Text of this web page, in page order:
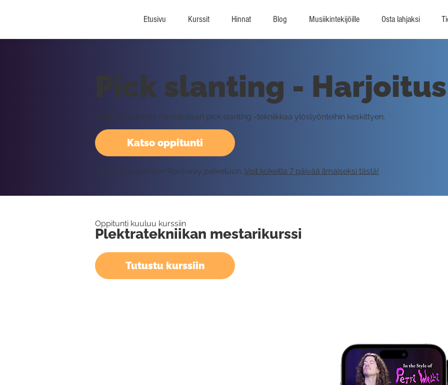
Etusivu Kurssit Hinnat Blog Musiikintekijöille Osta lahjaksi
Katso oppitunti
Pick slanting -
Tällä oppitunnilla harjoitellaan pick slanting -tekniikkaa ylöslyönteihin keskittyen.
Vaatii kirjautumisen Rockway palveluun. Voit kokeilla 7 päivää ilmaiseksi tästä!
Oppitunti kuuluu kurssiin
Plektratekniikan mestarikurssi
Tutustu kurssiin